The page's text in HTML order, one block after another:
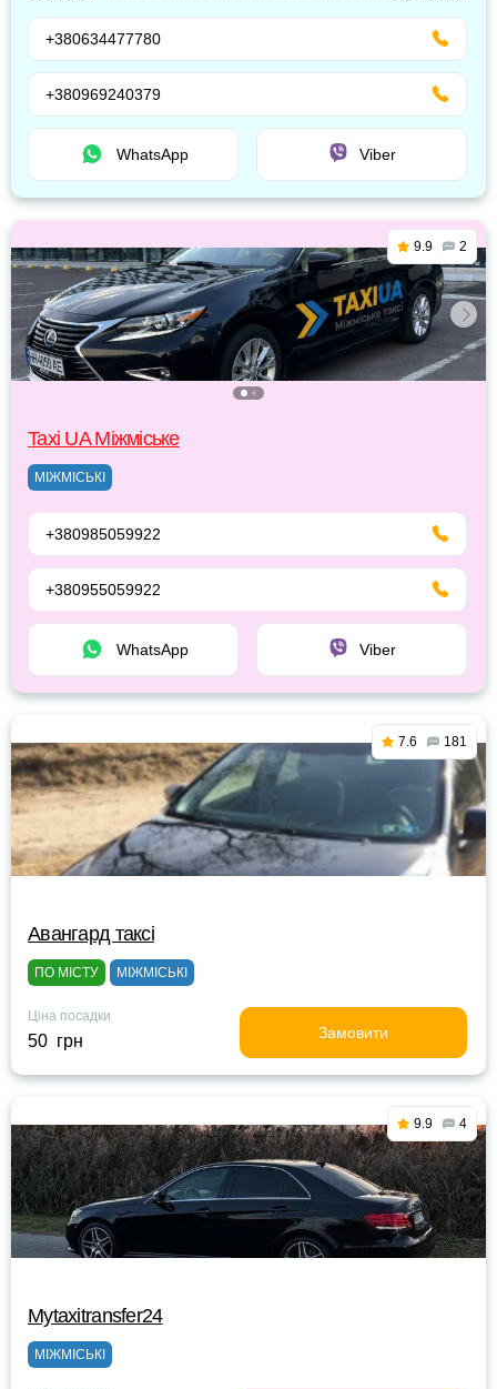
+380634477780
+380969240379
WhatsApp Viber
9.9 2
Taxi UA Міжміське
МІЖМІСЬКІ
+380985059922
+380955059922
WhatsApp Viber
7.6 181
Авангард таксі
ПО МІСТУ МІЖМІСЬКІ
Ціна посадки
50 грн Замовити
9.9 4
Mytaxitransfer24
МІЖМІСЬКІ